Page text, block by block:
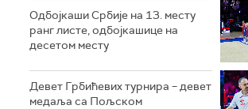
Одбојкаши Србије на 13. месту
ранг листе, одбојкашице на
десетом месту
Девет Грбићевих турнира – девет
медаља са Пољском